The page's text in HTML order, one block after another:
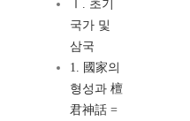
Ⅰ. 초기
국가 및
삼국
1. 國家의
형성과 檀
君神話 =